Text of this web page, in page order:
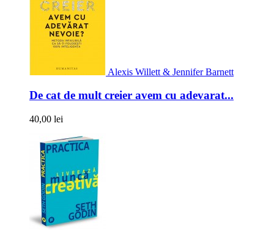
Alexis Willett & Jennifer Barnett
De cat de mult creier avem cu adevarat...
40,00 lei